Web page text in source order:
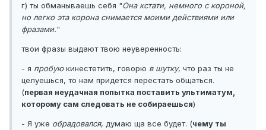
г) ты обманываешь себя "Она кстати, немного с короной,
но легко эта корона снимается моими действиями или
фразами."
твои фразы выдают твою неуверенность:
- я пробуюкинестетить, говорю в шутку, что раз ты не
целуешься, то нам придется перестать общаться.
(первая неудачная попытка поставить ультиматум,
которому сам следовать не собираешься)
- Я уже обрадовался, думаю ща все будет. (чему ты